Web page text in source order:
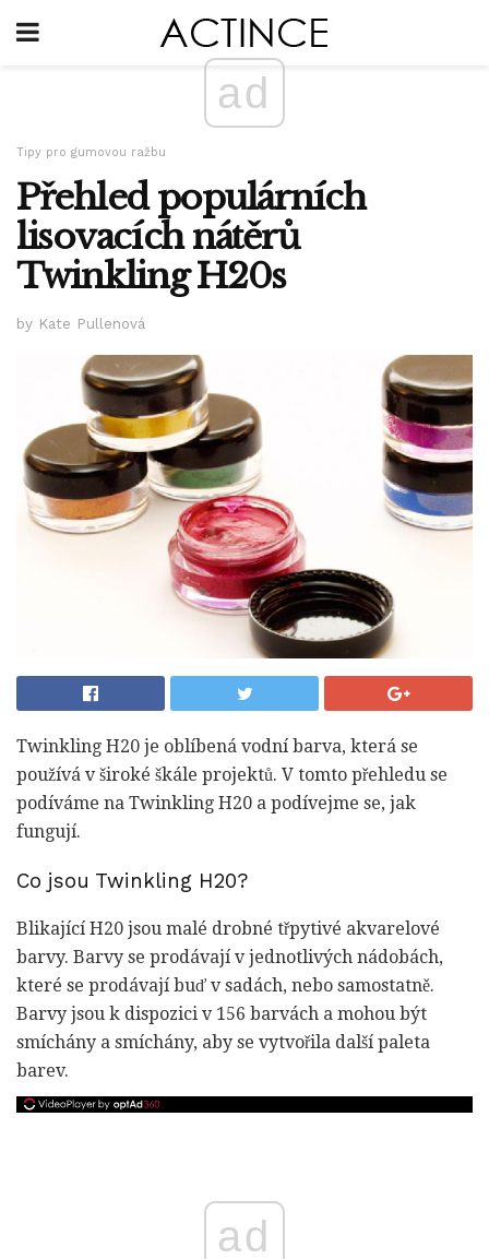
ad
Tipy pro gumovou ražbu
Přehled populárních
lisovacích nátěrů
Twinkling H20s
by Kate Pullenová
Twinkling H20 je oblíbená vodní barva, která se
používá v široké škále projektů. V tomto přehledu se
podíváme na Twinkling H20 a podívejme se, jak
fungují.
Co jsou Twinkling H20?
Blikající H20 jsou malé drobné třpytivé akvarelové
barvy. Barvy se prodávají v jednotlivých nádobách,
které se prodávají buď v sadách, nebo samostatně.
Barvy jsou k dispozici v 156 barvách a mohou být
smíchány a smíchány, aby se vytvořila další paleta
barev.
ad